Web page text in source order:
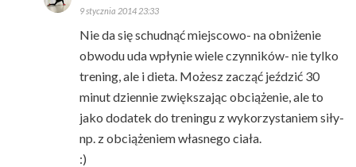
9 stycznia 2014 23:33
Nie da się schudnąć miejscowo- na obniżenie
obwodu uda wpłynie wiele czynników- nie tylko
trening, ale i dieta. Możesz zacząć jeździć 30
minut dziennie zwiększając obciążenie, ale to
jako dodatek do treningu z wykorzystaniem siły-
np. z obciążeniem własnego ciała.
:)